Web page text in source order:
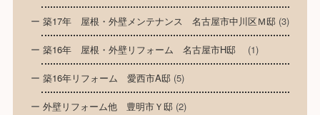
築17年 屋根・外壁メンテナンス 名古屋市中川区Ｍ邸(3)
築16年 屋根・外壁リフォーム 名古屋市H邸 (1)
築16年リフォーム 愛西市A邸(5)
外壁リフォーム他 豊明市Ｙ邸(2)